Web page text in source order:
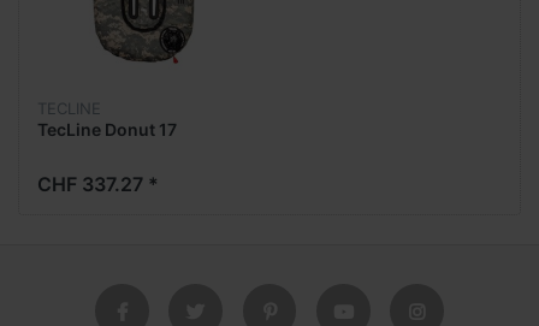
TECLINE
TecLine Donut 17
CHF 337.27 *